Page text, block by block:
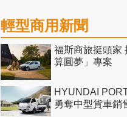
輕型商用新聞
福斯商旅挺頭家
算圓夢」專案
HYUNDAI
勇奪中型貨車銷